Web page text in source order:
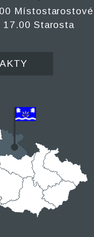
Místostarostové
Starosta